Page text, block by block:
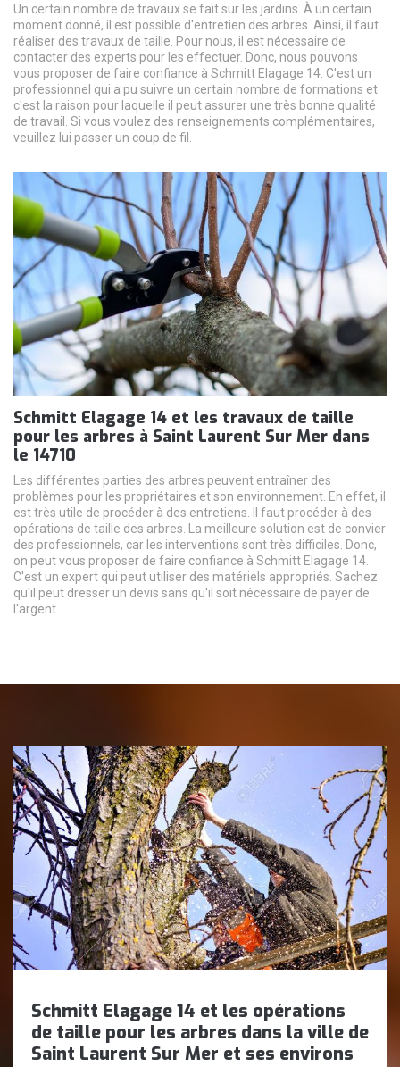
Un certain nombre de travaux se fait sur les jardins. À un certain
moment donné, il est possible d'entretien des arbres. Ainsi, il faut
réaliser des travaux de taille. Pour nous, il est nécessaire de
contacter des experts pour les effectuer. Donc, nous pouvons
vous proposer de faire confiance à Schmitt Elagage 14. C'est un
professionnel qui a pu suivre un certain nombre de formations et
c'est la raison pour laquelle il peut assurer une très bonne qualité
de travail. Si vous voulez des renseignements complémentaires,
veuillez lui passer un coup de fil.
Schmitt Elagage 14 et les travaux de taille
pour les arbres à Saint Laurent Sur Mer dans
le 14710
Les différentes parties des arbres peuvent entraîner des
problèmes pour les propriétaires et son environnement. En effet, il
est très utile de procéder à des entretiens. Il faut procéder à des
opérations de taille des arbres. La meilleure solution est de convier
des professionnels, car les interventions sont très difficiles. Donc,
on peut vous proposer de faire confiance à Schmitt Elagage 14.
C'est un expert qui peut utiliser des matériels appropriés. Sachez
qu'il peut dresser un devis sans qu'il soit nécessaire de payer de
l'argent.
Schmitt Elagage 14 et les opérations
de taille pour les arbres dans la ville de
Saint Laurent Sur Mer et ses environs